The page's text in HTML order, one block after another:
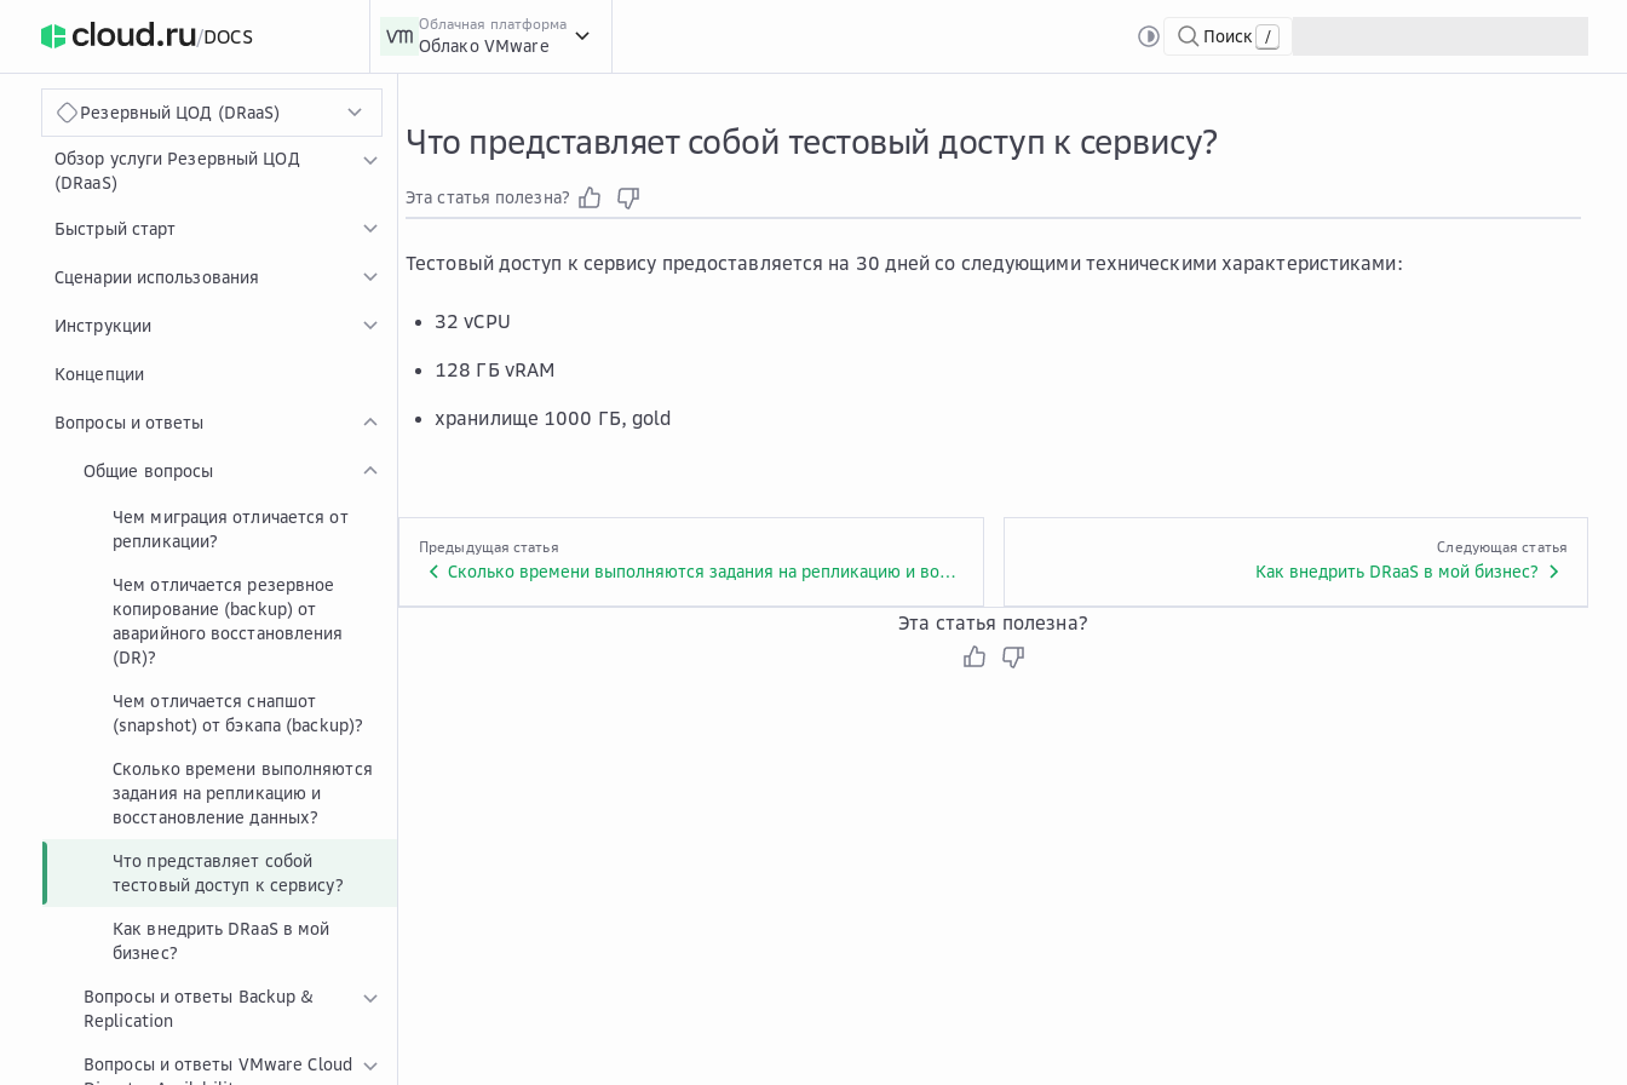
/DOCS
Облачная платформа
Облако VMware Поиск /
Резервный ЦОД (DRaaS)
Обзор услуги Резервный ЦОД
(DRaaS)
Быстрый старт
Сценарии использования
Инструкции
Концепции
Вопросы и ответы
Общие вопросы
Чем миграция отличается от
репликации?
Чем отличается резервное
копирование (backup) от
аварийного восстановления
(DR)?
Чем отличается снaпшот
(snapshot) от бэкапа (backup)?
Сколько времени выполняются
задания на репликацию и
восстановление данных?
Что представляет собой
тестовый доступ к сервису?
Как внедрить DRaaS в мой
бизнес?
Вопросы и ответы Backup &
Replication
Вопросы и ответы VMware Cloud
Что представляет собой тестовый доступ к сервису?
Эта статья полезна?
Тестовый доступ к сервису предоставляется на 30 дней со следующими техническими характеристиками:
32 vCPU
128 ГБ vRAM
хранилище 1000 ГБ, gold
Предыдущая статья
Сколько времени выполняются задания на репликацию и восстановление данных?
Следующая статья
Как внедрить DRaaS в мой бизнес?
Эта статья полезна?